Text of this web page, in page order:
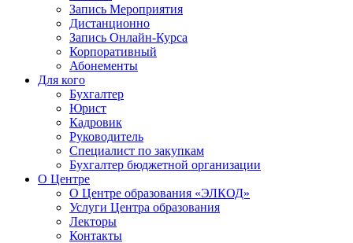
Запись Мероприятия
Дистанционно
Запись Онлайн-Курса
Корпоративный
Абонементы
Для кого
Бухгалтер
Юрист
Кадровик
Руководитель
Специалист по закупкам
Бухгалтер бюджетной организации
О Центре
О Центре образования «ЭЛКОД»
Услуги Центра образования
Лекторы
Контакты